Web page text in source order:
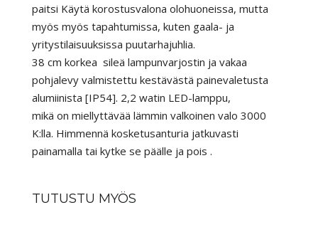
paitsi Käytä korostusvalona olohuoneissa, mutta
myös myös tapahtumissa, kuten gaala- ja
yritystilaisuuksissa puutarhajuhlia.
38 cm korkea sileä lampunvarjostin ja vakaa
pohjalevy valmistettu kestävästä painevaletusta
alumiinista [IP54]. 2,2 watin LED-lamppu,
mikä on miellyttävää lämmin valkoinen valo 3000
K:lla. Himmennä kosketusanturia jatkuvasti
painamalla tai kytke se päälle ja pois .
TUTUSTU MYÖS